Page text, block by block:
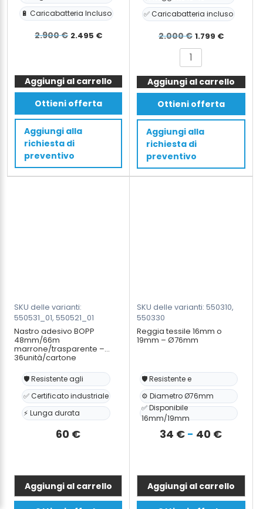
🔋 Caricabatteria Incluso
2.900€ Il
era:
2.900 €.
2.495 €Il
è:
2.495 €.
reggiatrice
batteria
automatica
16-
19mm
PET/PP
con
batteria
Aggiungi al carrello
Ottieni offerta
Aggiungi alla
richiesta di
preventivo
✅ Caricabatteria incluso
2.000€ Il
prezzo
originale
era:
2.000 €.
1.799 €Il
è:
1.799 €.
ARGON
tendireggia
elettrico
10-
16mm
per
reggette
PET/PP
+
batteria
Aggiungi al carrello
Ottieni offerta
Aggiungi alla
richiesta di
preventivo
SKU delle varianti:
550531_01, 550521_01
Nastro adesivo BOPP
48mm/66m
marrone/trasparente –
36unità/cartone
🛡️ Resistente agli
✅ Certificato industriale
⚡ Lunga durata
60 €
Aggiungi al carrello
Questo
SKU delle varianti: 550310,
550330
Reggia tessile 16mm o
19mm – Ø76mm
🛡️ Resistente e
⚙️ Diametro Ø76mm
✅ Disponibile
16mm/19mm
34 € - 40 €Fascia
da
34 €
Aggiungi al carrello
Questo